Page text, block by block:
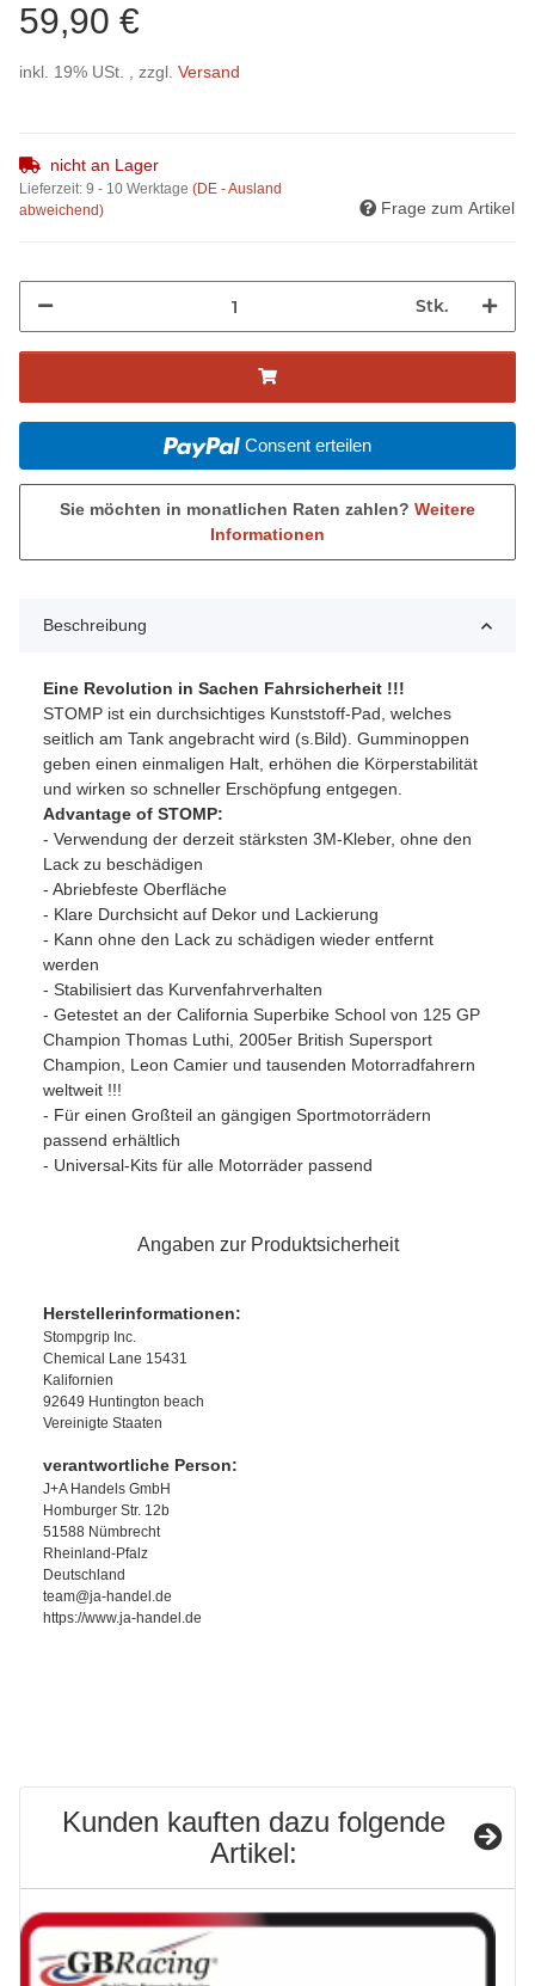
59,90 €
inkl. 19% USt. , zzgl. Versand
nicht an Lager
Lieferzeit: 9 - 10 Werktage (DE - Ausland
abweichend)
Frage zum Artikel
Stk.
Consent erteilen
Sie möchten in monatlichen Raten zahlen? Weitere
Informationen
Beschreibung
Eine Revolution in Sachen Fahrsicherheit !!!
STOMP ist ein durchsichtiges Kunststoff-Pad, welches
seitlich am Tank angebracht wird (s.Bild). Gumminoppen
geben einen einmaligen Halt, erhöhen die Körperstabilität
und wirken so schneller Erschöpfung entgegen.
Advantage of STOMP:
- Verwendung der derzeit stärksten 3M-Kleber, ohne den
Lack zu beschädigen
- Abriebfeste Oberfläche
- Klare Durchsicht auf Dekor und Lackierung
- Kann ohne den Lack zu schädigen wieder entfernt
werden
- Stabilisiert das Kurvenfahrverhalten
- Getestet an der California Superbike School von 125 GP
Champion Thomas Luthi, 2005er British Supersport
Champion, Leon Camier und tausenden Motorradfahrern
weltweit !!!
- Für einen Großteil an gängigen Sportmotorrädern
passend erhältlich
- Universal-Kits für alle Motorräder passend
Angaben zur Produktsicherheit
Herstellerinformationen:
Stompgrip Inc.
Chemical Lane 15431
Kalifornien
92649 Huntington beach
Vereinigte Staaten
verantwortliche Person:
J+A Handels GmbH
Homburger Str. 12b
51588 Nümbrecht
Rheinland-Pfalz
Deutschland
team@ja-handel.de
https://www.ja-handel.de
Kunden kauften dazu folgende
Artikel: